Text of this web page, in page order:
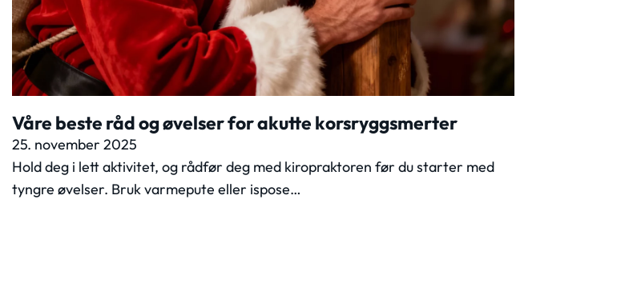
Våre beste råd og øvelser for akutte korsryggsmerter
25. november 2025
Hold deg i lett aktivitet, og rådfør deg med kiropraktoren før du starter med
tyngre øvelser. Bruk varmepute eller ispose…